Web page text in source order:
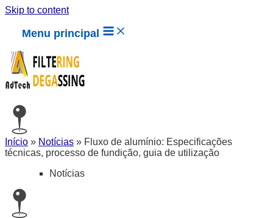
Skip to content
Menu principal
Início » Notícias » Fluxo de alumínio: Especificações
técnicas, processo de fundição, guia de utilização
Notícias